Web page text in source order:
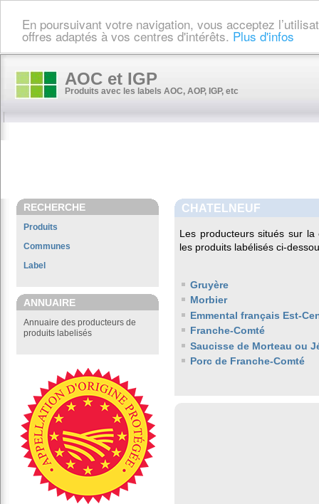
En poursuivant votre navigation, vous acceptez
offres adaptés à vos centres d'intérêts. Plus d'infos
AOC et IGP
Produits avec les labels AOC, AOP, IGP, etc
RECHERCHE
Produits
Communes
Label
ANNUAIRE
Annuaire des producteurs de
produits labelisés
CHATELNEUF
Les producteurs situés sur
les produits labélisés ci-
Gruyère
Morbier
Emmental français Est-
Franche-Comté
Saucisse de Morteau ou
Porc de Franche-Comté